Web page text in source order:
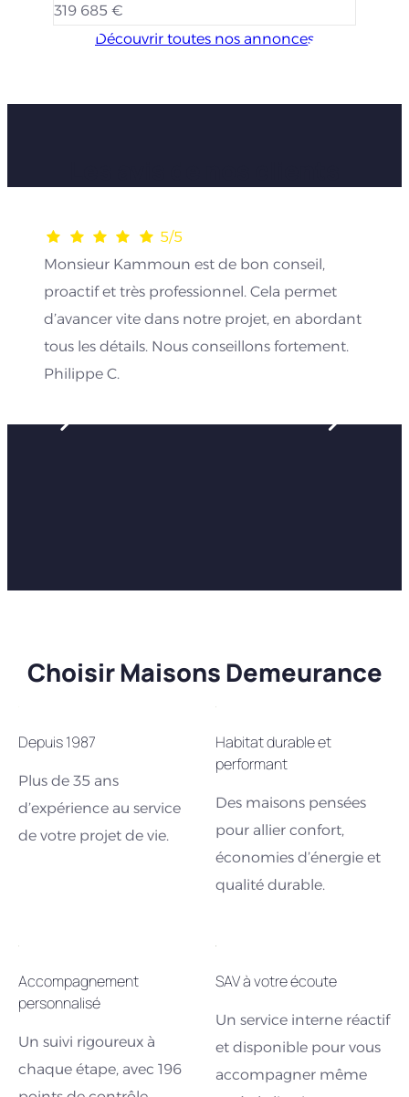
319 685 €
Découvrir toutes nos annonces
5/5
Monsieur Kammoun est de bon conseil,
proactif et très professionnel. Cela permet
d’avancer vite dans notre projet, en abordant
tous les détails. Nous conseillons fortement.
Philippe C.
Choisir Maisons Demeurance
Depuis 1987
Plus de 35 ans
d’expérience au service
de votre projet de vie.
Habitat durable et
performant
Des maisons pensées
pour allier confort,
économies d’énergie et
qualité durable.
Accompagnement
personnalisé
Un suivi rigoureux à
chaque étape, avec 196
SAV à votre écoute
Un service interne réactif
et disponible pour vous
accompagner même